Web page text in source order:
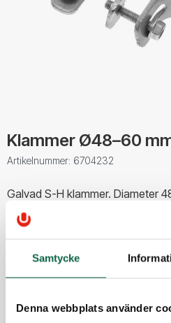
Samtycke
Denna webbplats använder
Klammer Ø48–60
Artikelnummer: 6704232
Galvad S-H klammer. Diameter
Antal